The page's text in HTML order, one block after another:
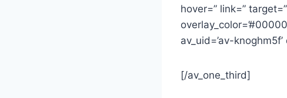
hover=” link=”
av_uid=’av-
[/av_one_third]